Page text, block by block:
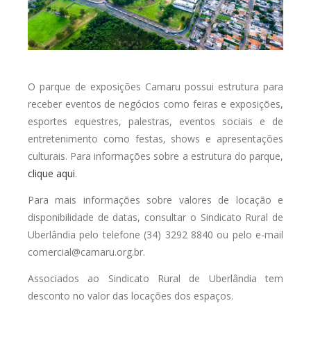
O parque de exposições Camaru possui estrutura para
receber eventos de negócios como feiras e exposições,
esportes equestres, palestras, eventos sociais e de
entretenimento como festas, shows e apresentações
culturais. Para informações sobre a estrutura do parque,
clique aqui.
Para mais informações sobre valores de locação e
disponibilidade de datas, consultar o Sindicato Rural de
Uberlândia pelo telefone (34) 3292 8840 ou pelo e-mail
comercial@camaru.org.br.
Associados ao Sindicato Rural de Uberlândia tem
desconto no valor das locações dos espaços.